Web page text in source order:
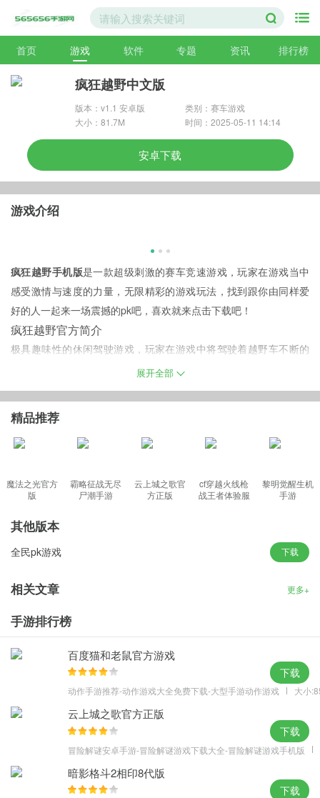
首页 游戏 软件 专题 资讯 排行榜
疯狂越野中文版
版本：v1.1 安卓版
类别：赛车游戏
大小：81.7M
时间：2025-05-11 14:14
安卓下载
游戏介绍
疯狂越野手机版是一款超级刺激的赛车竞速游戏，玩家在游戏当中
感受激情与速度的力量，无限精彩的游戏玩法，找到跟你由同样爱
好的人一起来一场震撼的pk吧，喜欢就来点击下载吧！
疯狂越野官方简介
极具趣味性的休闲驾驶游戏，玩家在游戏中将驾驶着越野车不断的
游历祖国的大好河山，驱动你的大怪物发育迟缓的车辆通过这些真
国各地的风土人情，感受不一样的驾驶感受。游戏采用最新的3D引
擎架构，逼真形象的越野车建模，宛如真实置身于游戏中的画面既
视感，体验前所未有的越野乐趣。
疯狂越野最新的优势
-各种不同的赛车可以进行选择参与到比赛中去！
-不同的赛道和地图模式可以选择来进行！
-史诗离路山路征服！
-惊人的驾驶位置在这个驱动程序模拟器！
-尝试和打败世界上最好的司机的高分！
游戏特点
1.基于严谨的物理逻辑架构，最为真实的摩擦、风阻、胎压等，带给
玩家最为逼真的越野驾驶感受。
2.众多炫酷外形的越野山地车，完成关卡任务及收集闯关途中的金
币，解锁升级全新的炫酷车辆。
3.众多精心设计的越野关卡，每一关卡的难度系数及内容都全然不
同，闯关充满了新奇感与挑战性。
展开全部
精品推荐
魔法之光官方
版
霸略征战无尽
尸潮手游
云上城之歌官
方正版
cf穿越火线枪
战王者体验服
黎明觉醒生机
手游
其他版本
全民pk游戏 下载
相关文章 更多+
手游排行榜
百度猫和老鼠官方游戏
动作手游推荐-动作游戏大全免费下载-大型手游动作游戏 大小
下载
云上城之歌官方正版
冒险解谜安卓手游-冒险解谜游戏下载大全-冒险解谜游戏手机版
下载
暗影格斗2相印8代版
下载